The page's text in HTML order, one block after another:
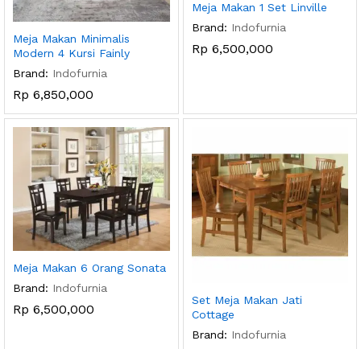
Meja Makan Minimalis
Modern 4 Kursi Fainly
Brand: Indofurnia
Rp 6,850,000
Meja Makan 1 Set Linville
Brand: Indofurnia
Rp 6,500,000
Meja Makan 6 Orang Sonata
Brand: Indofurnia
Rp 6,500,000
Set Meja Makan Jati
Cottage
Brand: Indofurnia